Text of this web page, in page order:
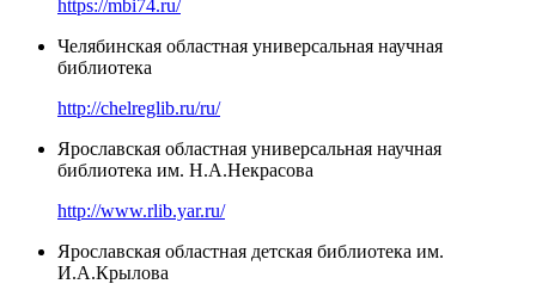
https://mbi74.ru/
Челябинская областная универсальная научная
библиотека
http://chelreglib.ru/ru/
Ярославская областная универсальная научная
библиотека им. Н.А.Некрасова
http://www.rlib.yar.ru/
Ярославская областная детская библиотека им.
И.А.Крылова